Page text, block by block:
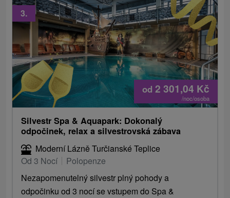
od 2 301,04 Kč
/noc/osoba
3.
Silvestr Spa & Aquapark: Dokonalý
odpočinek, relax a silvestrovská zábava
Moderní Lázně Turčianské Teplice
Od 3 Nocí
Polopenze
Nezapomenutelný silvestr plný pohody a
odpočinku od 3 nocí se vstupem do Spa &